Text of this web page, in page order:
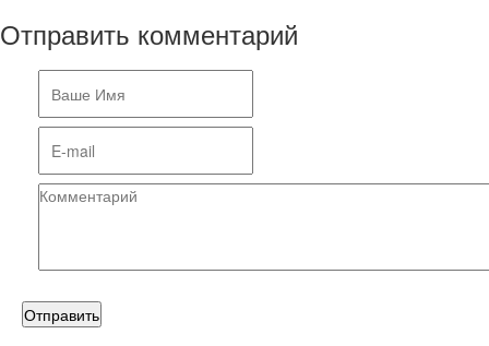
Отправить комментарий